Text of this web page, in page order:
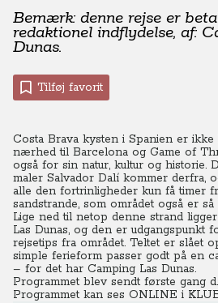
Bemærk: denne rejse er
redaktionel indflydelse, af:
Dunas.
Tilføj favorit
Costa Brava kysten i Spanien er
nærhed til Barcelona og Game of
også for sin natur, kultur og historie.
maler Salvador Dalí kommer derfra,
alle den fortrinligheder kun få timer
sandstrande, som området også er
Lige ned til netop denne strand
Las Dunas, og den er udgangspunkt
rejsetips fra området. Teltet er slået
simple ferieform passer godt på en
– for det har Camping Las Dunas.
Programmet blev sendt første gang
Programmet kan ses ONLINEi